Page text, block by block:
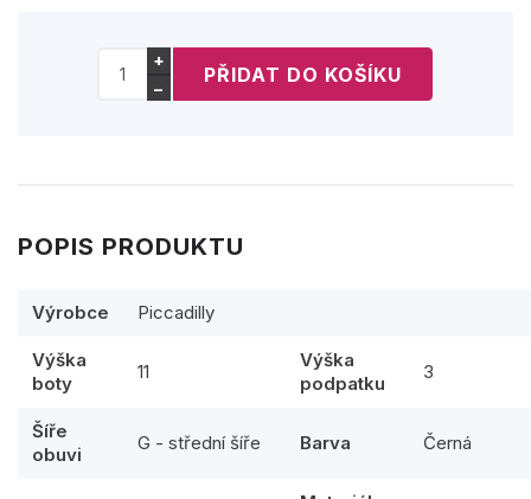
+
−
POPIS PRODUKTU
Výrobce Piccadilly
Výška
boty
11
Výška
podpatku
3
Šíře
obuvi
G - střední šíře Barva Černá